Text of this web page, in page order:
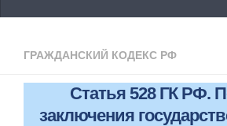
КБК 2019
ОКВЭД 2019
ГРАЖДАНСКИЙ КОДЕКС РФ
Статья 528 ГК РФ.
заключения